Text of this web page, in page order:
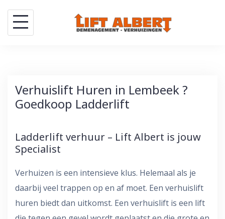
Skip
content
Verhuislift Huren in Lembeek ?
Goedkoop Ladderlift
Ladderlift verhuur – Lift Albert is jouw
Specialist
Verhuizen is een intensieve klus. Helemaal als je
daarbij veel trappen op en af moet. Een verhuislift
huren biedt dan uitkomst. Een verhuislift is een lift